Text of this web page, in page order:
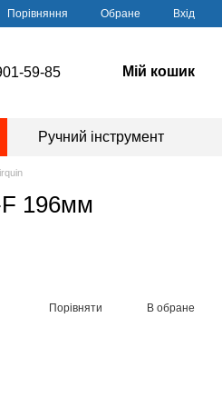
Порівняння Обране Вхід
59-85 Мій кошик
Ручний інструмент
196мм
Порівняти В обране